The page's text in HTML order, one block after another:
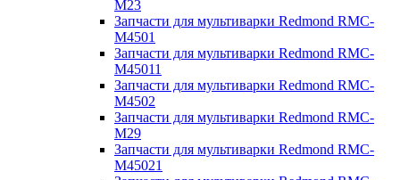
M23
Запчасти для мультиварки Redmond RMC-
M4501
Запчасти для мультиварки Redmond RMC-
M45011
Запчасти для мультиварки Redmond RMC-
M4502
Запчасти для мультиварки Redmond RMC-
M29
Запчасти для мультиварки Redmond RMC-
M45021